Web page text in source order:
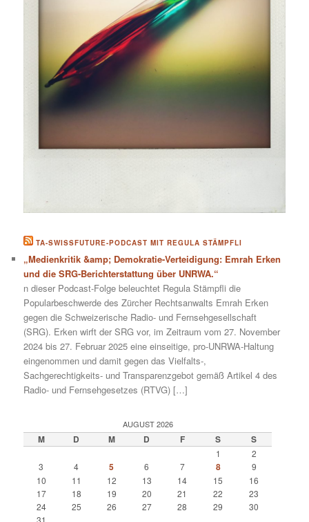
TA-SWISSFUTURE-PODCAST MIT REGULA STÄMPFLI
„Medienkritik &amp; Demokratie-Verteidigung: Emrah Erken
und die SRG-Berichterstattung über UNRWA.“
n dieser Podcast-Folge beleuchtet Regula Stämpfli die
Popularbeschwerde des Zürcher Rechtsanwalts Emrah Erken
gegen die Schweizerische Radio- und Fernsehgesellschaft
(SRG). Erken wirft der SRG vor, im Zeitraum vom 27. November
2024 bis 27. Februar 2025 eine einseitige, pro-UNRWA-Haltung
eingenommen und damit gegen das Vielfalts-,
Sachgerechtigkeits- und Transparenzgebot gemäß Artikel 4 des
Radio- und Fernsehgesetzes (RTVG) […]
AUGUST 2026
M D M D F S S
1
2
3
4 5 6 7 8
9
10
11 12 13 14 15
16
17
18 19 20 21 22
23
24
25 26 27 28 29
30